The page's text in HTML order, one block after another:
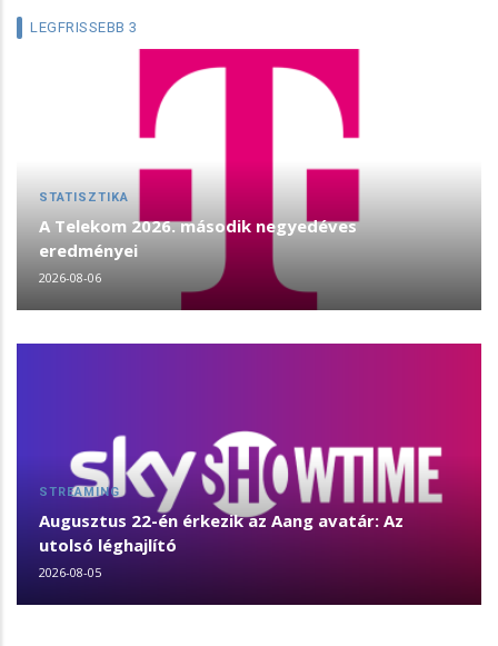
LEGFRISSEBB 3
STATISZTIKA
A Telekom 2026. második negyedéves
eredményei
2026-08-06
STREAMING
Augusztus 22-én érkezik az Aang avatár: Az
utolsó léghajlító
2026-08-05